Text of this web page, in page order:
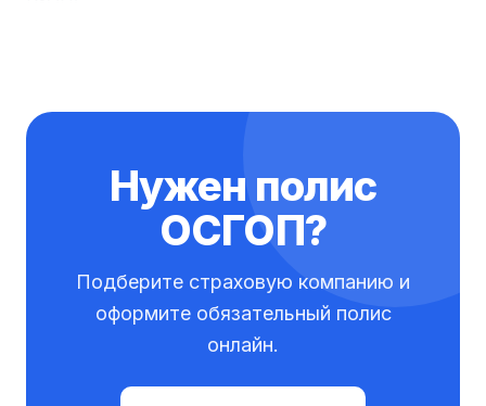
Нужен полис
ОСГОП?
Подберите страховую компанию и
оформите обязательный полис
онлайн.